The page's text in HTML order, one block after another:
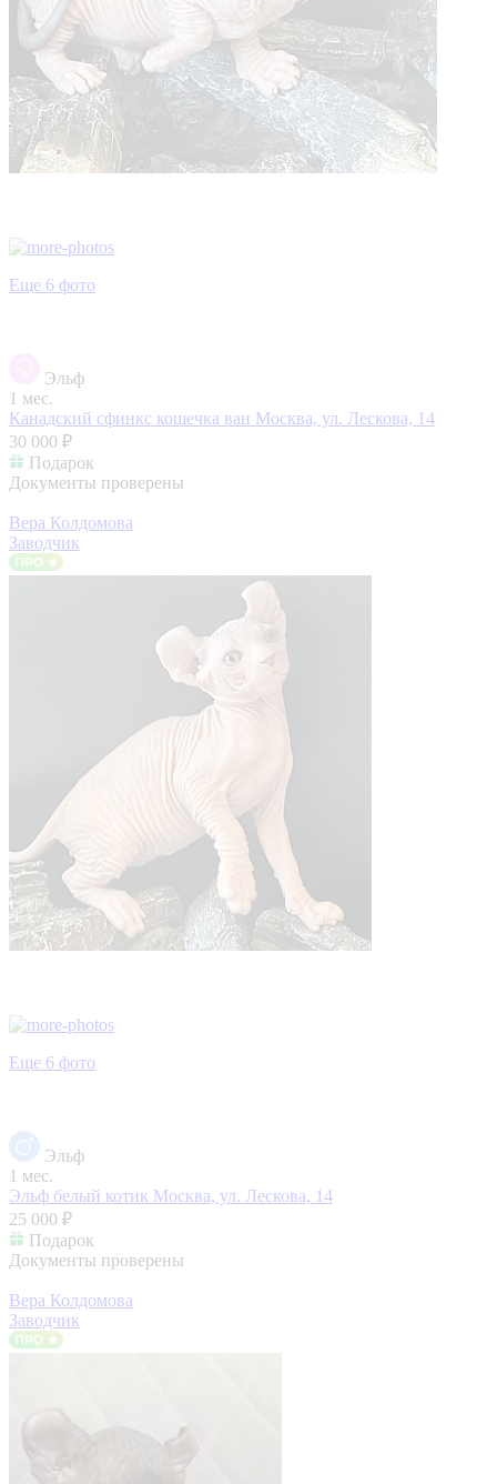
Еще 6 фото
Эльф
1 мес.
Канадский сфинкс кошечка ван Москва, ул. Лескова, 14
30 000 ₽
Подарок
Документы проверены
Вера Колдомова
Заводчик
Еще 6 фото
Эльф
1 мес.
Эльф белый котик Москва, ул. Лескова, 14
25 000 ₽
Подарок
Документы проверены
Вера Колдомова
Заводчик